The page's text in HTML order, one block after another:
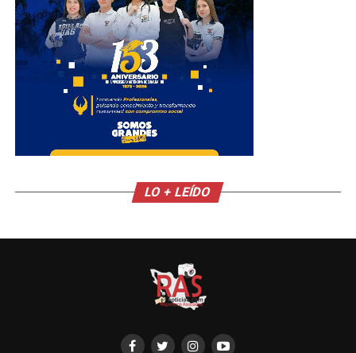
LO + LEÍDO